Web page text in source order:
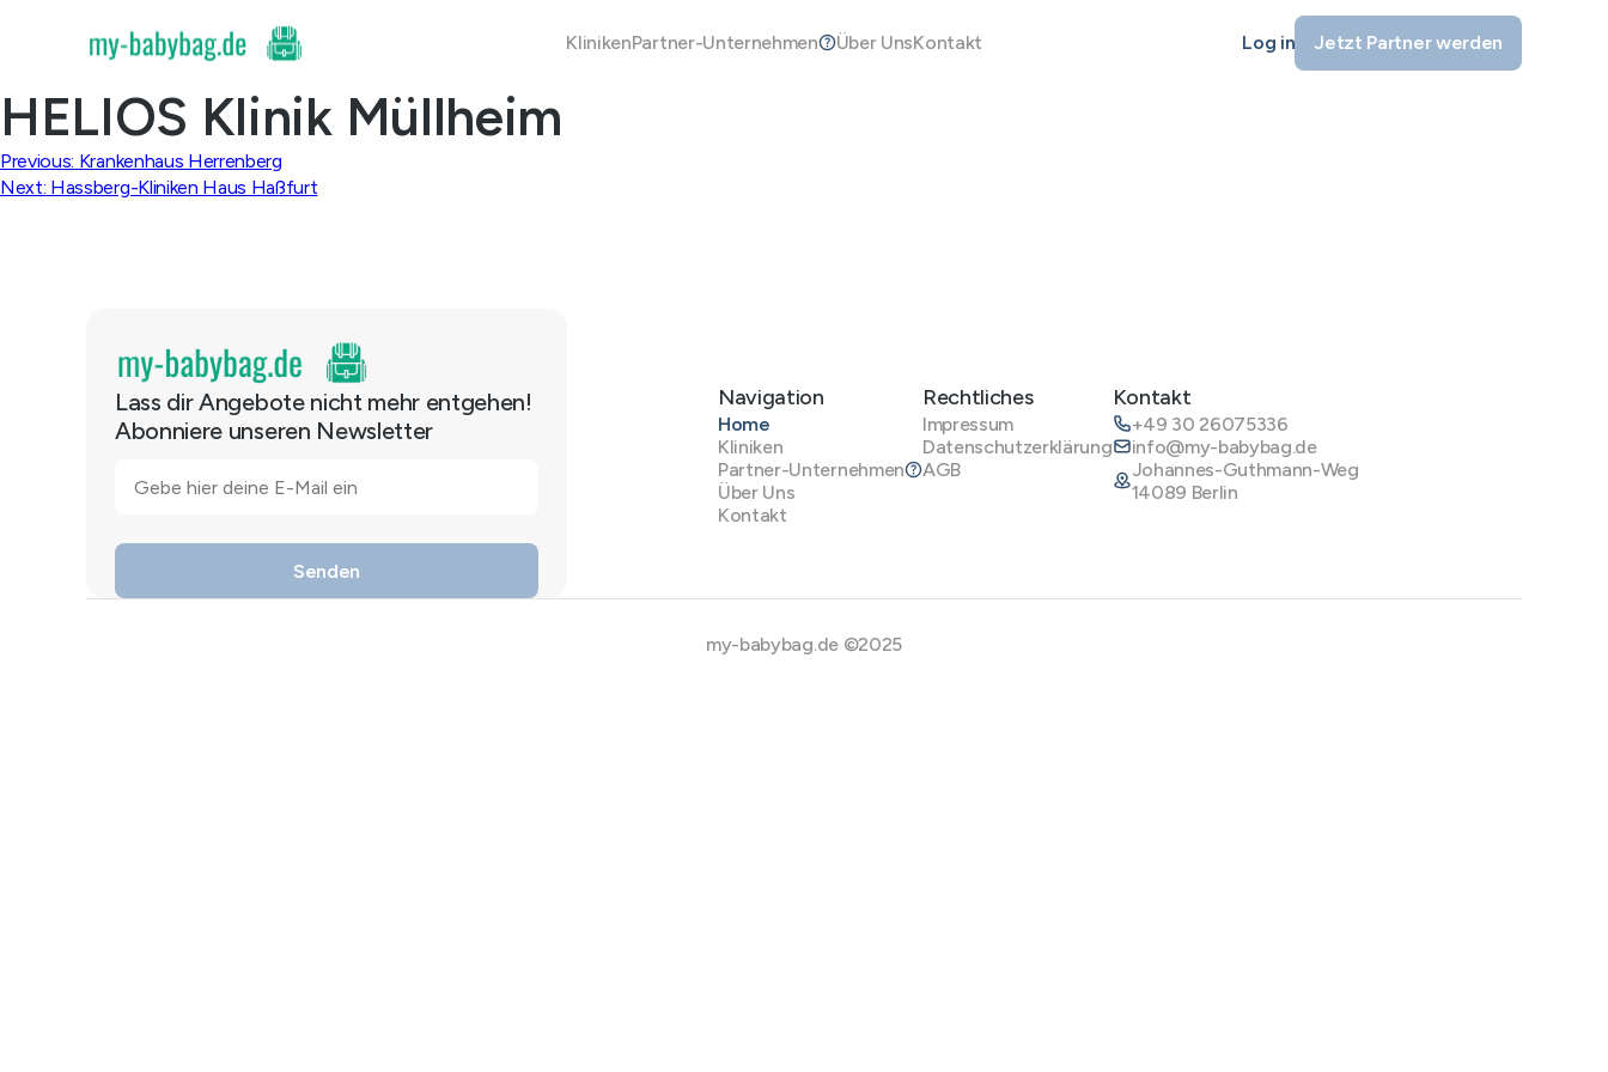
KlinikenPartner-Unternehmen Über UnsKontakt Log in Jetzt Partner werden
HELIOS Klinik Müllheim
Beitragsnavigation
Previous: Krankenhaus Herrenberg
Next: Hassberg-Kliniken Haus Haßfurt
Lass dir Angebote nicht mehr entgehen!
Abonniere unseren Newsletter
Navigation
Home
Kliniken
Partner-Unternehmen
Über Uns
Kontakt
Rechtliches
Impressum
Datenschutzerklärung
AGB
Kontakt
+49 30 26075336
info@my-babybag.de
Johannes-Guthmann-Weg
14089 Berlin
my-babybag.de ©2025